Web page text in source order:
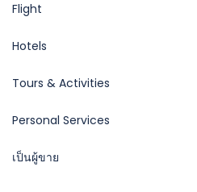
Flight
Hotels
Tours & Activities
Personal Services
เป็นผู้ขาย